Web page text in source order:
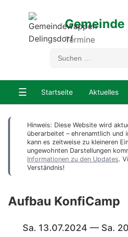
Termine
☰ Startseite Aktuelles
Hinweis: Diese Website wird
überarbeitet – ehrenamtlich und
kann es zeitweise zu kleineren
ungewohnten Darstellungen
Informationen zu den Updates.
Verständnis!
Aufbau KonfiCamp
Sa. 13.07.2024 — Sa.